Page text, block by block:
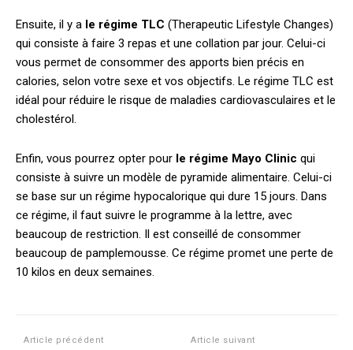
Ensuite, il y a le régime TLC (Therapeutic Lifestyle Changes)
qui consiste à faire 3 repas et une collation par jour. Celui-ci
vous permet de consommer des apports bien précis en
calories, selon votre sexe et vos objectifs. Le régime TLC est
idéal pour réduire le risque de maladies cardiovasculaires et le
cholestérol.
Enfin, vous pourrez opter pour le régime Mayo Clinic qui
consiste à suivre un modèle de pyramide alimentaire. Celui-ci
se base sur un régime hypocalorique qui dure 15 jours. Dans
ce régime, il faut suivre le programme à la lettre, avec
beaucoup de restriction. Il est conseillé de consommer
beaucoup de pamplemousse. Ce régime promet une perte de
10 kilos en deux semaines.
Article précédent Article suivant